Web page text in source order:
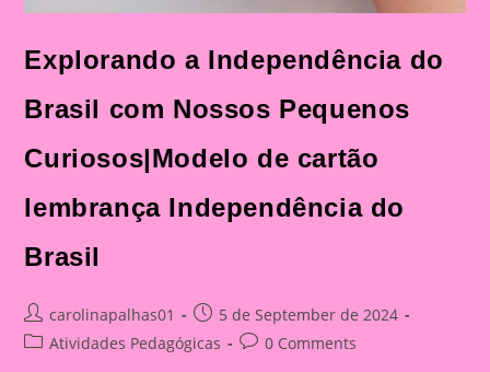
Explorando a Independência do
Brasil com Nossos Pequenos
Curiosos|Modelo de cartão
lembrança Independência do
Brasil
Post
author:
carolinapalhas01
Post
published:
5 de September de 2024
PostAtividades Pedagógicas
Post0 Comments